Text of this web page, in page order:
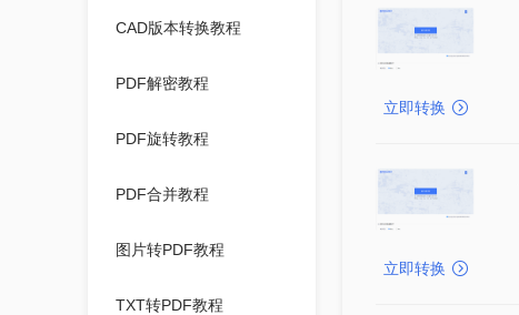
CAD版本转换教程
PDF解密教程
PDF旋转教程
PDF合并教程
图片转PDF教程
TXT转PDF教程
立即转换
立即转换